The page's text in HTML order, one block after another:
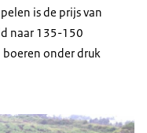
is de prijs van
naar 135-150
boeren onder druk